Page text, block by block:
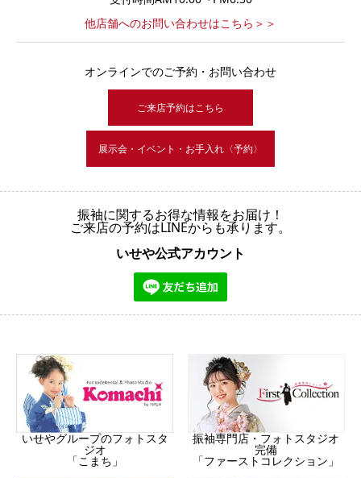
他店舗へのお問い合わせはこちら＞＞
オンラインでのご予約・お問い合わせ
ご来店予約はこちら
展示会・イベント・お手入れ〈予約〉
振袖に関するお得な情報をお届け！
ご来店の予約はLINEからも承ります。
いせや公式アカウント
いせやグループのフォトスタ
ジオ
「こまち」
振袖専門店・フォトスタジオ
完備
「ファーストコレクション」